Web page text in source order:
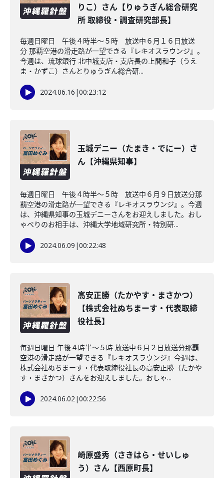
りこ）さん【りゅうぎん総合研究
所 取締役・調査研究部長】
毎週日曜日 午後４時半～５時 放送中６月１６日放送
分 那覇空港の滑走路が一望できる『レキオスラウンジ』。
今週は、琉球銀行 北中城支店・支店長の上間和子（うえ
ま・かずこ）さんとりゅうぎん総合研...
2024.06.16 |00:23:12
玉城デニー（たまき・でにー）さ
ん【沖縄県知事】
毎週日曜日 午後４時半～５時 放送中６月９日放送分那
覇空港の滑走路が一望できる『レキオスラウンジ』。今週
は、沖縄県知事の玉城デニーさんをお迎えしました。おし
ゃべりのお相手は、沖縄大学地域研究所・特別研...
2024.06.09 |00:22:48
高安正勝（たかやす・まさかつ）
【株式会社ぬちまーす・代表取締
役社長】
毎週日曜日 午後４時半～５時 放送中６月２日放送分那覇
空港の滑走路が一望できる『レキオスラウンジ』今週は、
株式会社ぬちまーす・代表取締役社長の高安正勝（たかや
す・まさかつ）さんをお迎えしました。おしゃ...
2024.06.02|00:22:56
崎原盛秀（さきはら・せいしゅ
う）さん【西原町長】